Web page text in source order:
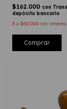
$162.000 con
depósito bancario
3 x $60.000 sin interés
Comprar